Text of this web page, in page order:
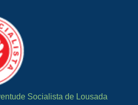
Socialista de Lousada